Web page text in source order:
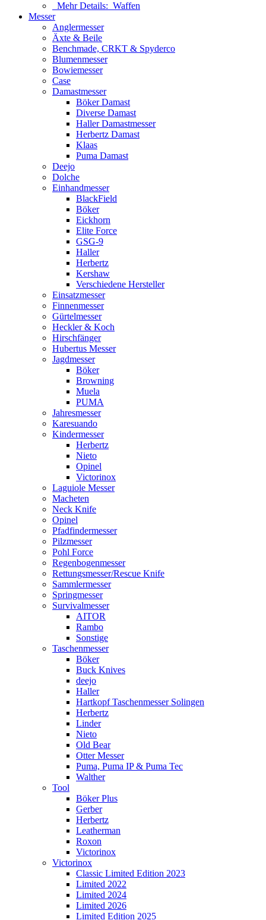
Mehr Details: Waffen
Messer
Anglermesser
Äxte & Beile
Benchmade, CRKT & Spyderco
Blumenmesser
Bowiemesser
Case
Damastmesser
Böker Damast
Diverse Damast
Haller Damastmesser
Herbertz Damast
Klaas
Puma Damast
Deejo
Dolche
Einhandmesser
BlackField
Böker
Eickhorn
Elite Force
GSG-9
Haller
Herbertz
Kershaw
Verschiedene Hersteller
Einsatzmesser
Finnenmesser
Gürtelmesser
Heckler & Koch
Hirschfänger
Hubertus Messer
Jagdmesser
Böker
Browning
Muela
PUMA
Jahresmesser
Karesuando
Kindermesser
Herbertz
Nieto
Opinel
Victorinox
Laguiole Messer
Macheten
Neck Knife
Opinel
Pfadfindermesser
Pilzmesser
Pohl Force
Regenbogenmesser
Rettungsmesser/Rescue Knife
Sammlermesser
Springmesser
Survivalmesser
AITOR
Rambo
Sonstige
Taschenmesser
Böker
Buck Knives
deejo
Haller
Hartkopf Taschenmesser Solingen
Herbertz
Linder
Nieto
Old Bear
Otter Messer
Puma, Puma IP & Puma Tec
Walther
Tool
Böker Plus
Gerber
Herbertz
Leatherman
Roxon
Victorinox
Victorinox
Classic Limited Edition 2023
Limited 2022
Limited 2024
Limited 2026
Limited Edition 2025